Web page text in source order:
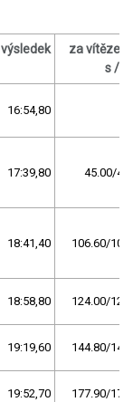
výsledek
za vítězem
s / %
16:54,80
17:39,80 45.00/4,4
18:41,40 106.60/10,5
18:58,80 124.00/12,2
19:19,60 144.80/14,3
19:52,70 177.90/17,5